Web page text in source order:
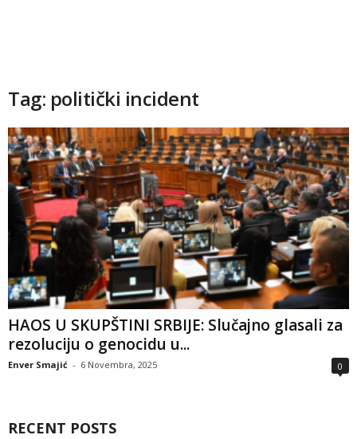
Tag: politički incident
HAOS U SKUPŠTINI SRBIJE: Slučajno glasali za
rezoluciju o genocidu u...
Enver Smajić - 6 Novembra, 2025 0
RECENT POSTS